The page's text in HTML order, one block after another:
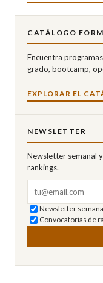
CATÁLOGO
Encuentra
grado, bootcamp,
EXPLORAR EL
NEWSLETTER
Newsletter semanal
rankings.
Newsletter
Convocatorias de